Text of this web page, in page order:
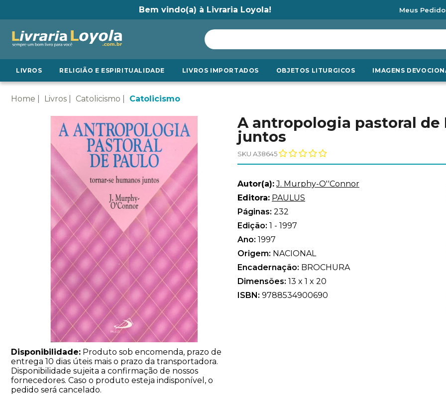
Bem vindo(a) à Livraria Loyola! Meus
LIVROS RELIGIÃO E ESPIRITUALIDADE LIVROS IMPORTADOS OBJETOS LITURGICOS IMAGENS
Home Livros Catolicismo Catolicismo
Disponibilidade: Produto sob encomenda, prazo de
entrega 10 dias úteis mais o prazo da transportadora.
Disponibilidade sujeita a confirmação de nossos
fornecedores. Caso o produto esteja indisponível, o
pedido será cancelado.
A antropologia pastoral de
juntos
SKU A38645
Autor(a): J. Murphy-O''Connor
Editora: PAULUS
Páginas: 232
Edição: 1 - 1997
Ano: 1997
Origem: NACIONAL
Encadernação: BROCHURA
Dimensões: 13 x 1 x 20
ISBN: 9788534900690